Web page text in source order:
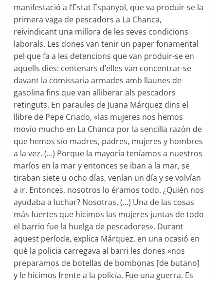
manifestació a l’Estat Espanyol, que va produir-se la
primera vaga de pescadors a La Chanca,
reivindicant una millora de les seves condicions
laborals. Les dones van tenir un paper fonamental
pel que fa a les detencions que van produir-se en
aquells dies: centenars d’elles van concentrar-se
davant la comissaria armades amb llaunes de
gasolina fins que van alliberar als pescadors
retinguts. En paraules de Juana Márquez dins el
llibre de Pepe Criado, «las mujeres nos hemos
movío mucho en La Chanca por la sencilla razón de
que hemos sío madres, padres, mujeres y hombres
a la vez. (…) Porque la mayoría teníamos a nuestros
maríos en la mar y entonces se iban a la mar, se
tiraban siete u ocho días, venían un día y se volvían
a ir. Entonces, nosotros lo éramos todo. ¿Quién nos
ayudaba a luchar? Nosotras. (…) Una de las cosas
más fuertes que hicimos las mujeres juntas de todo
el barrio fue la huelga de pescadores». Durant
aquest període, explica Márquez, en una ocasió en
què la policia carregava al barri les dones «nos
preparamos de botellas de bombonas [de butano]
y le hicimos frente a la policía. Fue una guerra. Es